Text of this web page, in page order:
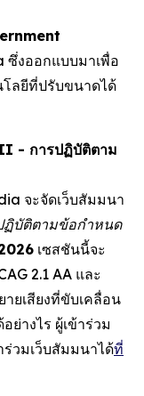
งออกแบบมาเพื่อ
ลยีที่ปรับขนาดได้
II - การปฏิบัติตาม
จะจัดเว็บสัมมนา
ฏิบัติตามข้อกำหนด
เซสชันนี้จะ
2.1 AA และ
ยเสียงที่ขับเคลื่อน
ย่างไร ผู้เข้าร่วม
ร่วมเว็บสัมมนาได้ที่